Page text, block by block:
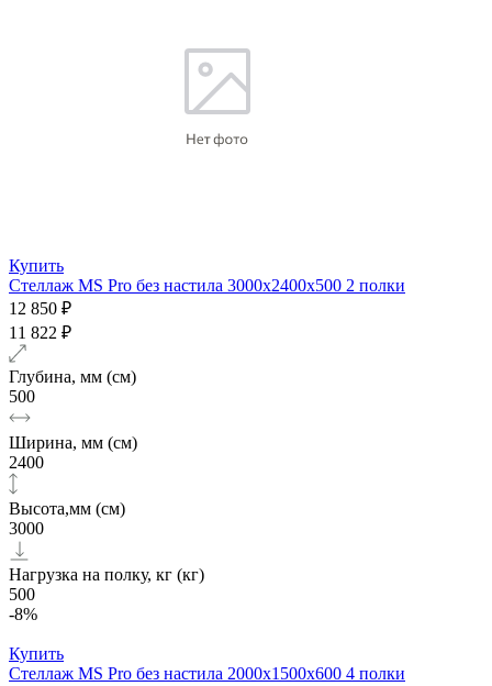
Купить
Стеллаж MS Pro без настила 3000х2400x500 2 полки
12 850 ₽
11 822 ₽
Глубина, мм (см)
500
Ширина, мм (см)
2400
Высота,мм (см)
3000
Нагрузка на полку, кг (кг)
500
-8%
Купить
Стеллаж MS Pro без настила 2000х1500x600 4 полки